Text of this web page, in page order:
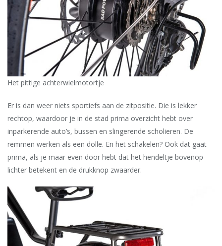
Het pittige achterwielmotortje
Er is dan weer niets sportiefs aan de zitpositie. Die is lekker
rechtop, waardoor je in de stad prima overzicht hebt over
inparkerende auto’s, bussen en slingerende scholieren. De
remmen werken als een dolle. En het schakelen? Ook dat gaat
prima, als je maar even door hebt dat het hendeltje bovenop
lichter betekent en de drukknop zwaarder.